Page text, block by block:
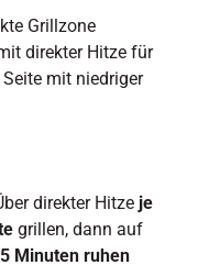
Grillzone
direkter Hitze für
mit niedriger
direkter Hitze je
grillen, dann auf
Minuten ruhen